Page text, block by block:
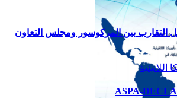
التقارب بين المركوسور ومجلس التعاون
اللاتينية
ASPA-